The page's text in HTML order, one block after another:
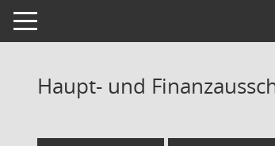
Toggle navigation
Haupt- und